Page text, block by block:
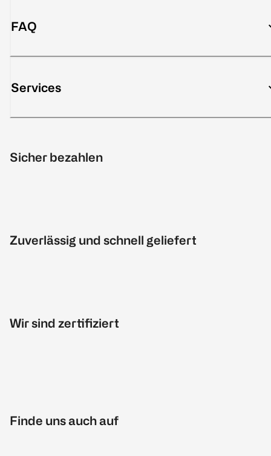
FAQ
Services
Sicher bezahlen
Zuverlässig und schnell geliefert
Wir sind zertifiziert
Finde uns auch auf